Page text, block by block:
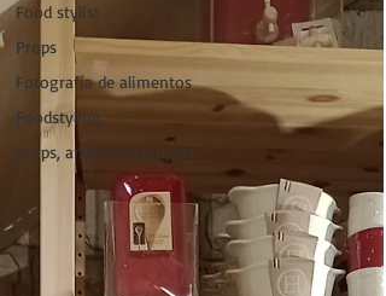
Food stylist
Props
Fotografía de alimentos
Foodstyling
Props, ambientación, set